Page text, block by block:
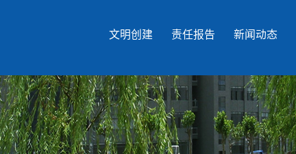
文明创建 责任报告 新闻动态